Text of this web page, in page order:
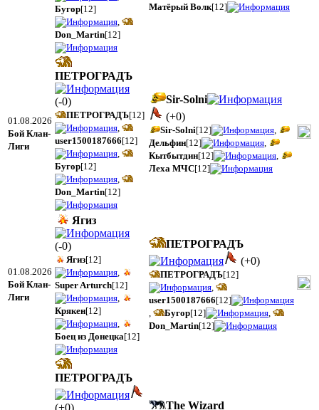
Бугор[12]
Don_Martin[12]
Матёрый Волк[12]
01.08.2026
Бой Клан-
Лиги
ПЕТРОГРАДЪ
(-0)
ПЕТРОГРАДЪ[12]
user1500187666[12]
Бугор[12]
Don_Martin[12]
Sir-Solni
(+0)
Sir-Solni[12]
Дельфин[12]
Кытбытдин[12]
Леха МЧС[12]
01.08.2026
Бой Клан-
Лиги
Ягиз
(-0)
Ягиз[12]
Super Arturch[12]
Крякен[12]
Боец из Донецка[12]
ПЕТРОГРАДЪ
(+0)
ПЕТРОГРАДЪ[12]
user1500187666[12]
Бугор[12]
Don_Martin[12]
ПЕТРОГРАДЪ
(+0)
The Wizard